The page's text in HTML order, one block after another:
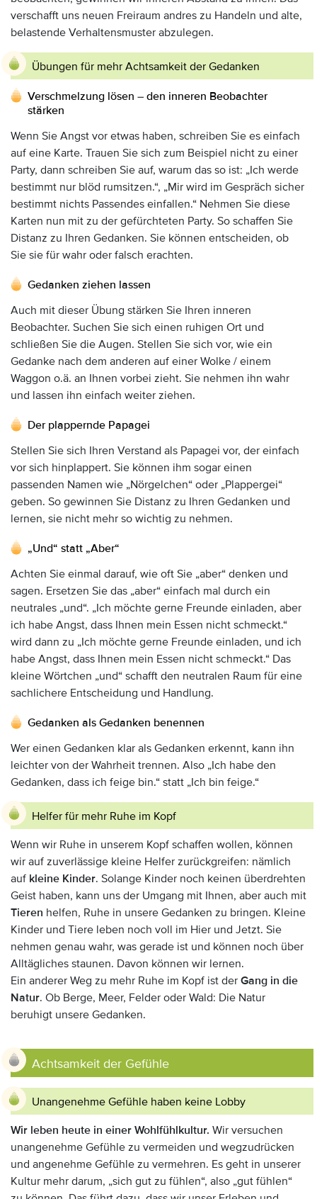
verschafft uns neuen Freiraum andres zu Handeln und alte,
belastende Verhaltensmuster abzulegen.
Übungen für mehr Achtsamkeit der Gedanken
Verschmelzung lösen – den inneren Beobachter
stärken
Wenn Sie Angst vor etwas haben, schreiben Sie es einfach
auf eine Karte. Trauen Sie sich zum Beispiel nicht zu einer
Party, dann schreiben Sie auf, warum das so ist: „Ich werde
bestimmt nur blöd rumsitzen.“, „Mir wird im Gespräch sicher
bestimmt nichts Passendes einfallen.“ Nehmen Sie diese
Karten nun mit zu der gefürchteten Party. So schaffen Sie
Distanz zu Ihren Gedanken. Sie können entscheiden, ob
Sie sie für wahr oder falsch erachten.
Gedanken ziehen lassen
Auch mit dieser Übung stärken Sie Ihren inneren
Beobachter. Suchen Sie sich einen ruhigen Ort und
schließen Sie die Augen. Stellen Sie sich vor, wie ein
Gedanke nach dem anderen auf einer Wolke / einem
Waggon o.ä. an Ihnen vorbei zieht. Sie nehmen ihn wahr
und lassen ihn einfach weiter ziehen.
Der plappernde Papagei
Stellen Sie sich Ihren Verstand als Papagei vor, der einfach
vor sich hinplappert. Sie können ihm sogar einen
passenden Namen wie „Nörgelchen“ oder „Plappergei“
geben. So gewinnen Sie Distanz zu Ihren Gedanken und
lernen, sie nicht mehr so wichtig zu nehmen.
„Und“ statt „Aber“
Achten Sie einmal darauf, wie oft Sie „aber“ denken und
sagen. Ersetzen Sie das „aber“ einfach mal durch ein
neutrales „und“. „Ich möchte gerne Freunde einladen, aber
ich habe Angst, dass Ihnen mein Essen nicht schmeckt.“
wird dann zu „Ich möchte gerne Freunde einladen, und ich
habe Angst, dass Ihnen mein Essen nicht schmeckt.“ Das
kleine Wörtchen „und“ schafft den neutralen Raum für eine
sachlichere Entscheidung und Handlung.
Gedanken als Gedanken benennen
Wer einen Gedanken klar als Gedanken erkennt, kann ihn
leichter von der Wahrheit trennen. Also „Ich habe den
Gedanken, dass ich feige bin.“ statt „Ich bin feige.“
Helfer für mehr Ruhe im Kopf
Wenn wir Ruhe in unserem Kopf schaffen wollen, können
wir auf zuverlässige kleine Helfer zurückgreifen: nämlich
auf kleine Kinder. Solange Kinder noch keinen überdrehten
Geist haben, kann uns der Umgang mit Ihnen, aber auch mit
Tieren helfen, Ruhe in unsere Gedanken zu bringen. Kleine
Kinder und Tiere leben noch voll im Hier und Jetzt. Sie
nehmen genau wahr, was gerade ist und können noch über
Alltägliches staunen. Davon können wir lernen.
Ein anderer Weg zu mehr Ruhe im Kopf ist der Gang in die
Natur. Ob Berge, Meer, Felder oder Wald: Die Natur
beruhigt unsere Gedanken.
Achtsamkeit der Gefühle
Unangenehme Gefühle haben keine Lobby
Wir leben heute in einer Wohlfühlkultur. Wir versuchen
unangenehme Gefühle zu vermeiden und wegzudrücken
und angenehme Gefühle zu vermehren. Es geht in unserer
Kultur mehr darum, „sich gut zu fühlen“, also „gut fühlen“